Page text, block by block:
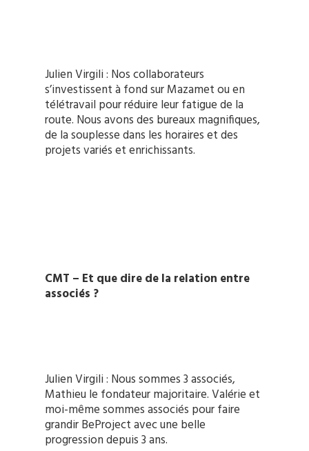
Julien Virgili : Nos collaborateurs
s’investissent à fond sur Mazamet ou en
télétravail pour réduire leur fatigue de la
route. Nous avons des bureaux magnifiques,
de la souplesse dans les horaires et des
projets variés et enrichissants.
CMT – Et que dire de la relation entre
associés ?
Julien Virgili : Nous sommes 3 associés,
Mathieu le fondateur majoritaire. Valérie et
moi-même sommes associés pour faire
grandir BeProject avec une belle
progression depuis 3 ans.